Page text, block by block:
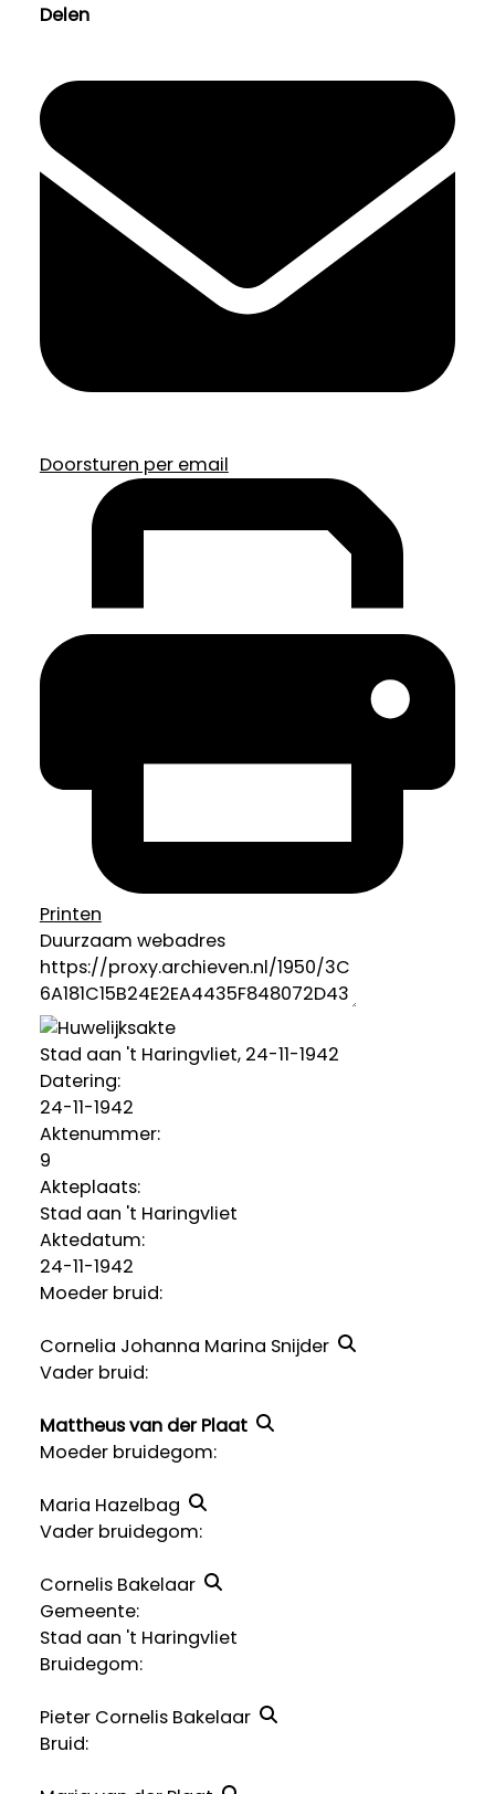
Delen
Doorsturen per email
Printen
Duurzaam webadres
Stad aan 't Haringvliet, 24-11-1942
Datering:
24-11-1942
Aktenummer:
9
Akteplaats:
Stad aan 't Haringvliet
Aktedatum:
24-11-1942
Moeder bruid:
Cornelia Johanna Marina Snijder
Vader bruid:
Mattheus van der Plaat
Moeder bruidegom:
Maria Hazelbag
Vader bruidegom:
Cornelis Bakelaar
Gemeente:
Stad aan 't Haringvliet
Bruidegom:
Pieter Cornelis Bakelaar
Bruid: